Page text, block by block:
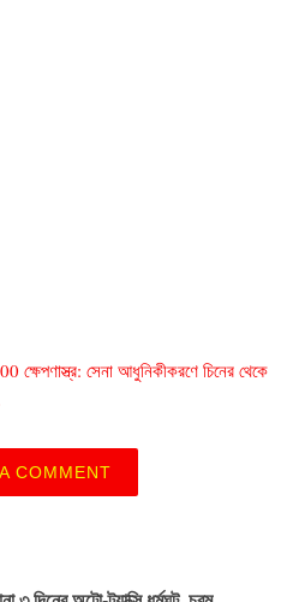
সেনা আধুনিকীকরণে চিনের থেকে
COMMENT